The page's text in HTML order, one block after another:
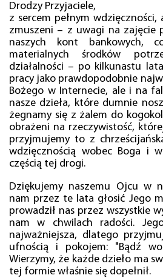
Drodzy Przyjaciele,
z sercem pełnym
zmuszeni – z uwagi na zajęcie
naszych kont bankowych,
materialnych środków
działalności – po kilkunastu
pracy jako prawdopodobnie
Bożego w Internecie, ale i na
nasze dzieła, które dumnie
żegnamy się z żalem do
obrażeni na rzeczywistość,
przyjmujemy to z
wdzięcznością wobec Boga i
częścią tej drogi.
Dziękujemy naszemu Ojcu w
nam przez te lata głosić Jego
prowadził nas przez wszystkie
nam w chwilach radości.
najważniejsza, dlatego
ufnością i pokojem: "Bądź
Wierzymy, że każde dzieło ma
tej formie właśnie się dopełnił.